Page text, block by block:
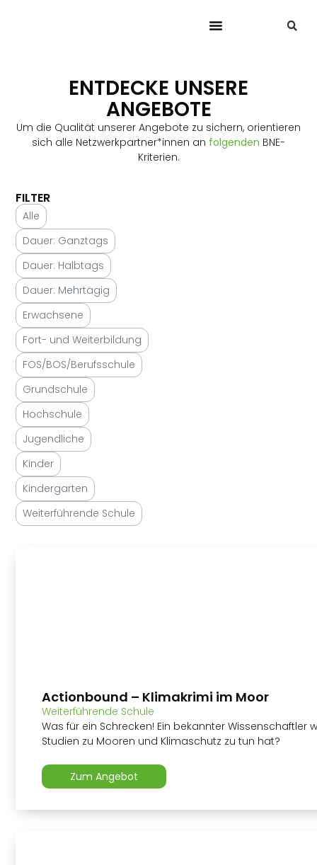
ENTDECKE UNSERE
ANGEBOTE
Um die Qualität unserer Angebote zu sichern, orientieren
sich alle Netzwerkpartner*innen an folgenden BNE-
Kriterien.
FILTER
Alle
Dauer: Ganztags
Dauer: Halbtags
Dauer: Mehrtägig
Erwachsene
Fort- und Weiterbildung
FOS/BOS/Berufsschule
Grundschule
Hochschule
Jugendliche
Kinder
Kindergarten
Weiterführende Schule
Actionbound – Klimakrimi im Moor
Weiterführende Schule
Was für ein Schrecken! Ein bekannter
Studien zu Mooren und Klimaschutz zu tun hat?
Zum Angebot